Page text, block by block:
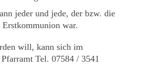
jeder und jede, der bzw. die
Erstkommunion war.
will, kann sich im
Tel. 07584 / 3541